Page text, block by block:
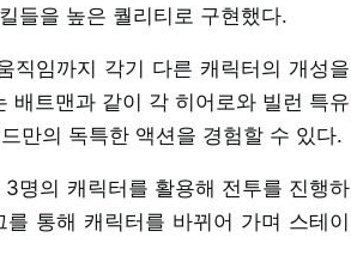
들을 높은 퀄리티로 구현했다.
직임까지 각기 다른 캐릭터의 개성을
배트맨과 같이 각 히어로와 빌런 특유
만의 독특한 액션을 경험할 수 있다.
명의 캐릭터를 활용해 전투를 진행하
통해 캐릭터를 바뀌어 가며 스테이